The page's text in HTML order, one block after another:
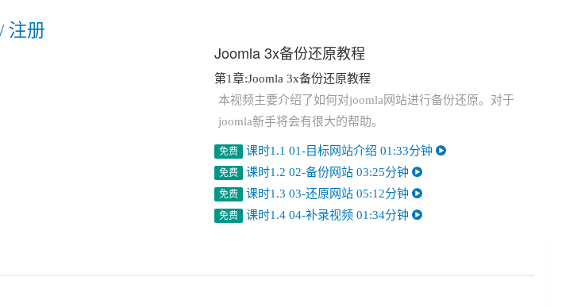
注册
Joomla 3x备份还原教程
第1章:Joomla 3x备份还原教程
本视频主要介绍了如何对joomla网站进行备份还原。对于
joomla新手将会有很大的帮助。
免费 课时1.1 01-目标网站介绍 01:33分钟
免费 课时1.2 02-备份网站 03:25分钟
免费 课时1.3 03-还原网站 05:12分钟
免费 课时1.4 04-补录视频 01:34分钟